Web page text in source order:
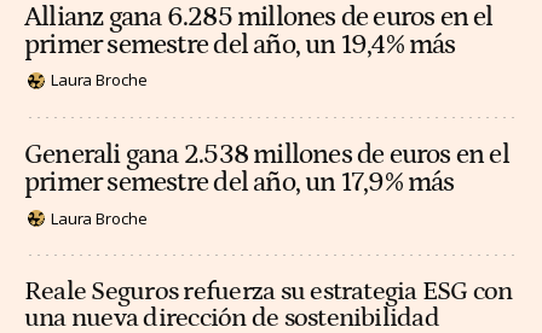
Allianz gana 6.285 millones de euros en el
primer semestre del año, un 19,4% más
Laura Broche
Generali gana 2.538 millones de euros en el
primer semestre del año, un 17,9% más
Laura Broche
Reale Seguros refuerza su estrategia ESG con
una nueva dirección de sostenibilidad